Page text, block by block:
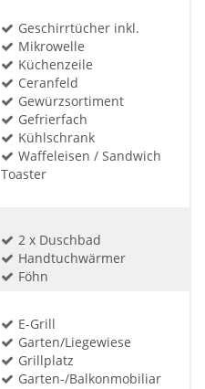
Geschirrtücher inkl.
Mikrowelle
Küchenzeile
Ceranfeld
Gewürzsortiment
Gefrierfach
Kühlschrank
Waffeleisen / Sandwich
Toaster
2 x Duschbad
Handtuchwärmer
Föhn
E-Grill
Garten/Liegewiese
Grillplatz
Garten-/Balkonmobiliar